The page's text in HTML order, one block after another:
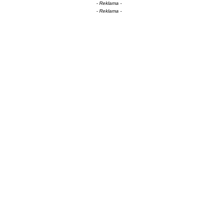
- Reklama -
- Reklama -